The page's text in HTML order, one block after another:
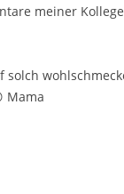
meiner
solch
Mama